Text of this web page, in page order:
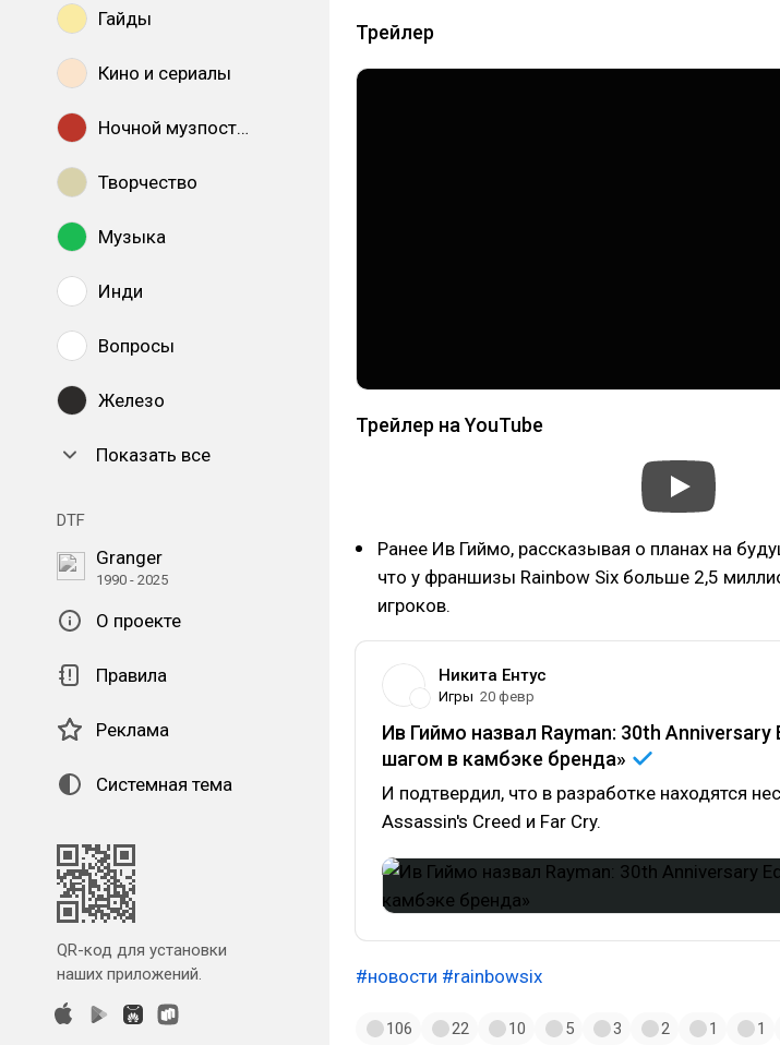
Гайды
Кино и сериалы
Ночной музпостинг
Творчество
Музыка
Инди
Вопросы
Железо
Показать все
DTF
Granger
1990 - 2025
О проекте
Правила
Реклама
Системная тема
QR-код для установки
наших приложений.
Трейлер
Трейлер на YouTube
Ранее Ив Гиймо, рассказывая о планах на
что у франшизы Rainbow Six больше 2,5
игроков.
Никита Ентус
Игры 20 февр
Ив Гиймо назвал Rayman: 30th
шагом в камбэке бренда»
И подтвердил, что в разработке находятся
Assassin's Creed и Far Cry.
#новости #rainbowsix
106 22 10 5 3 2 1 1